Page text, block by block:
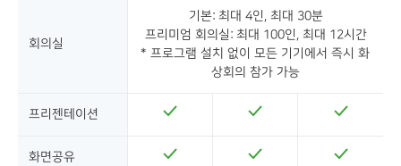
회의실
기본: 최대 4인, 최대 30분
프리미엄 회의실: 최대 100인, 최대 12시간
* 프로그램 설치 없이 모든 기기에서 즉시 화
상회의 참가 가능
프리젠테이션
화면공유